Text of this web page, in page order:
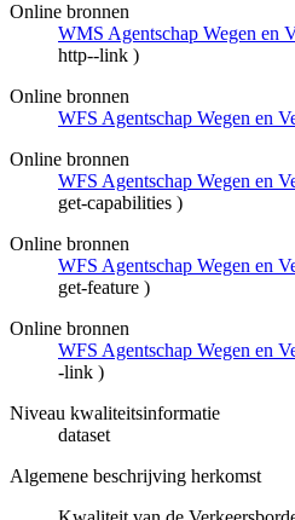
Online bronnen
WMS Agentschap Wegen en
http--link )
Online bronnen
WFS Agentschap Wegen en
Online bronnen
WFS Agentschap Wegen en
get-capabilities )
Online bronnen
WFS Agentschap Wegen en
get-feature )
Online bronnen
WFS Agentschap Wegen en
-link )
Niveau kwaliteitsinformatie
dataset
Algemene beschrijving herkomst